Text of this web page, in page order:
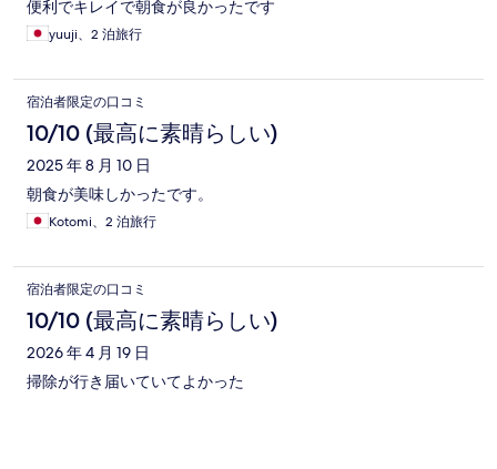
便利でキレイで朝食が良かったです
yuuji、2 泊旅行
宿泊者限定の口コミ
10/10 (最高に素晴らしい)
2025 年 8 月 10 日
朝食が美味しかったです。
Kotomi、2 泊旅行
宿泊者限定の口コミ
10/10 (最高に素晴らしい)
2026 年 4 月 19 日
掃除が行き届いていてよかった